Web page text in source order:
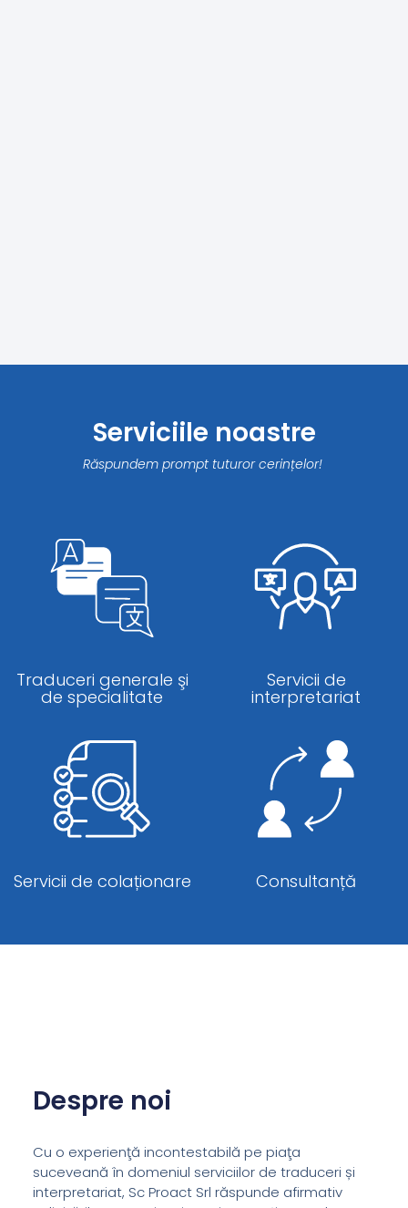
Serviciile noastre
Răspundem prompt tuturor cerințelor!
Traduceri generale şi
de specialitate
Servicii de
interpretariat
Servicii de colaționare Consultanță
Despre noi
Cu o experienţă incontestabilă pe piaţa
suceveană în domeniul serviciilor de traduceri și
interpretariat, Sc Proact Srl răspunde afirmativ